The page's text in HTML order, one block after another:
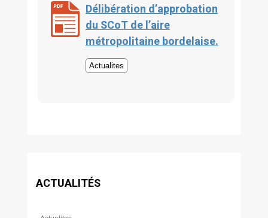
Délibération d’approbation
du SCoT de l’aire
métropolitaine bordelaise.
Actualites
ACTUALITÉS